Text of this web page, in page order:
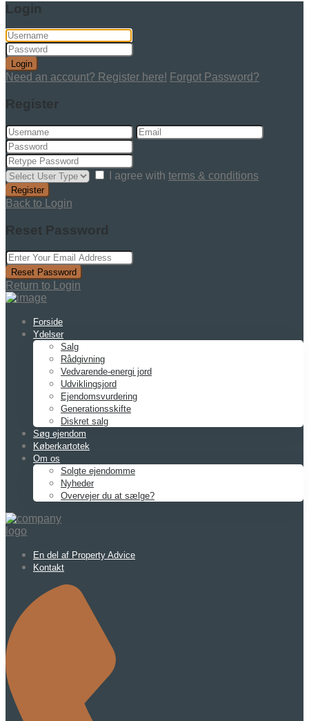
Login
Login
Need an account? Register here! Forgot Password?
Register
I agree with terms & conditions
Register
Back to Login
Reset Password
Reset Password
Return to Login
Forside
Ydelser
Salg
Rådgivning
Vedvarende-energi jord
Udviklingsjord
Ejendomsvurdering
Generationsskifte
Diskret salg
Søg ejendom
Køberkartotek
Om os
Solgte ejendomme
Nyheder
Overvejer du at sælge?
En del af Property Advice
Kontakt